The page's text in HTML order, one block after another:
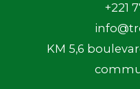
+221
KM 5,6